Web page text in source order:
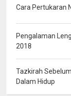
Cara Pertukaran
Pengalaman
2018
Tazkirah
Dalam Hidup